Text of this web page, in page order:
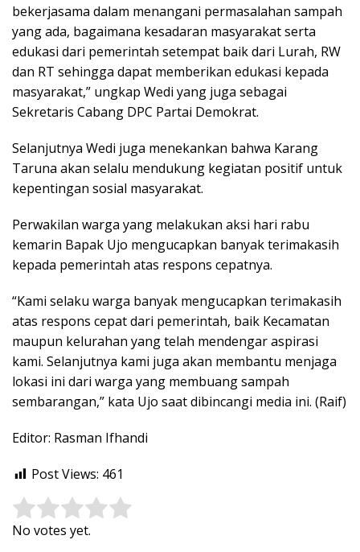
bekerjasama dalam menangani permasalahan sampah
yang ada, bagaimana kesadaran masyarakat serta
edukasi dari pemerintah setempat baik dari Lurah, RW
dan RT sehingga dapat memberikan edukasi kepada
masyarakat,” ungkap Wedi yang juga sebagai
Sekretaris Cabang DPC Partai Demokrat.
Selanjutnya Wedi juga menekankan bahwa Karang
Taruna akan selalu mendukung kegiatan positif untuk
kepentingan sosial masyarakat.
Perwakilan warga yang melakukan aksi hari rabu
kemarin Bapak Ujo mengucapkan banyak terimakasih
kepada pemerintah atas respons cepatnya.
“Kami selaku warga banyak mengucapkan terimakasih
atas respons cepat dari pemerintah, baik Kecamatan
maupun kelurahan yang telah mendengar aspirasi
kami. Selanjutnya kami juga akan membantu menjaga
lokasi ini dari warga yang membuang sampah
sembarangan,” kata Ujo saat dibincangi media ini. (Raif)
Editor: Rasman Ifhandi
Post Views: 461
Rate this item:
No votes yet.